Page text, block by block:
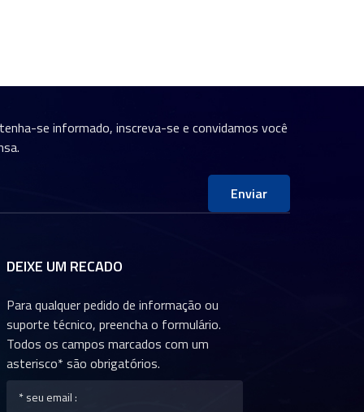
se informado, inscreva-se e convidamos você
Enviar
DEIXE UM RECADO
Para qualquer pedido de informação ou
suporte técnico, preencha o formulário.
Todos os campos marcados com um
asterisco* são obrigatórios.